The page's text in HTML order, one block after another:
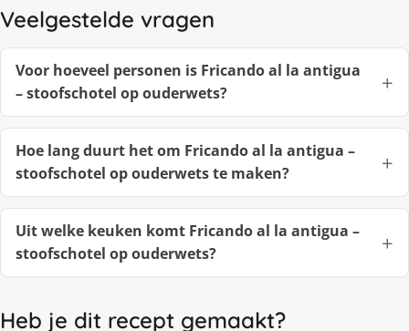
Veelgestelde vragen
Voor hoeveel personen is Fricando al la antigua
– stoofschotel op ouderwets?
Hoe lang duurt het om Fricando al la antigua –
stoofschotel op ouderwets te maken?
Uit welke keuken komt Fricando al la antigua –
stoofschotel op ouderwets?
Heb je dit recept gemaakt?